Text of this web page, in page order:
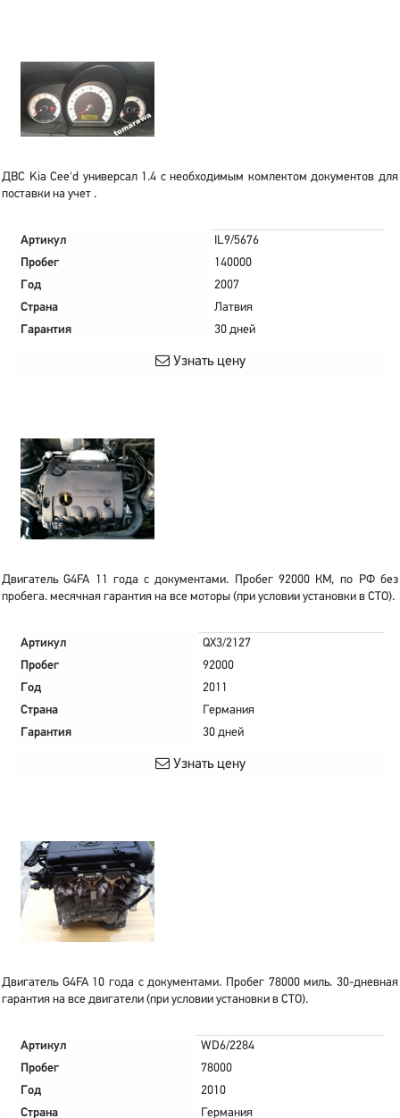
ДВС Kia Cee'd универсал 1.4 с необходимым комлектом документов для
поставки на учет .
Артикул
IL9/5676
Пробег
140000
Год
2007
Страна
Латвия
Гарантия
30 дней
Узнать цену
Двигатель G4FA 11 года с документами. Пробег 92000 КМ, по РФ без
пробега. месячная гарантия на все моторы (при условии установки в СТО).
Артикул
QX3/2127
Пробег
92000
Год
2011
Страна
Германия
Гарантия
30 дней
Узнать цену
Двигатель G4FA 10 года с документами. Пробег 78000 миль. 30-дневная
гарантия на все двигатели (при условии установки в СТО).
Артикул
WD6/2284
Пробег
78000
Год
2010
Страна
Германия